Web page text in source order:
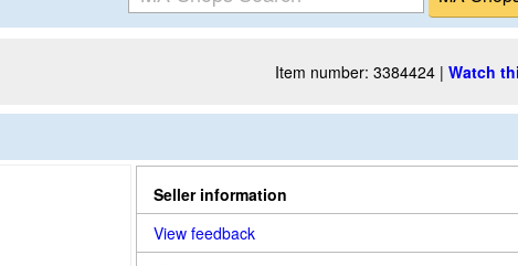
Item number: 3384424 | Watch
Seller information
View feedback